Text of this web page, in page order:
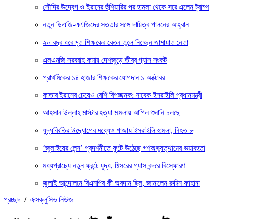
সৌদির উদ্বেগ ও ইরানের হুঁশিয়ারির পর হামলা থেকে সরে এলেন ট্রাম্প
নতুন ডিএজি-এএজিদের সততার সঙ্গে দায়িত্ব পালনের আহ্বান
২০ বছর ধরে মৃত শিক্ষকের বেতন তুলে নিচ্ছেন জামায়াত নেতা
এলএনজি সরবরাহ কমায় দেশজুড়ে তীব্র গ্যাস সংকট
প্রাথমিকের ১৪ হাজার শিক্ষকের যোগদান ১ অক্টোবর
কাতার ইরানের চেয়েও বেশি বিপজ্জনক: সাবেক ইসরাইলি প্রধানমন্ত্রী
আহসান উল্লাহ মাস্টার হত্যা মামলায় আপিল শুনানি চলছে
যুদ্ধবিরতির উদ্যোগের মধ্যেও গাজায় ইসরাইলি হামলা, নিহত ৮
‘জুলাইয়ের লেন্স’ প্রদর্শনীতে ফুটে উঠেছে গণঅভ্যুত্থানের ভয়াবহতা
মধ্যপ্রাচ্যে নতুন ফ্রন্টে যুদ্ধ, মিসরের গ্যাস বন্দরে বিস্ফোরণ
জুলাই আন্দোলনে বিএনপির কী অবদান ছিল, জানালেন রুমিন ফাহানা
প্রচ্ছদ / এক্সক্লুসিভ নিউজ